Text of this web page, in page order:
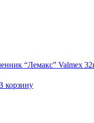
“Лемакс” Valmex
корзину